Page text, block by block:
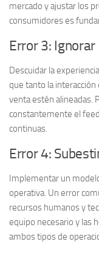
mercado y ajustar los
consumidores es
Error 3:
Descuidar la
que tanto la interacción
venta estén alineadas.
constantemente el
continuas.
Error 4:
Implementar un
operativa. Un error
recursos humanos y
equipo necesario y las
ambos tipos de